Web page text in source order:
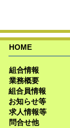
HOME
組合情報
業務概要
問合せ他
組合員情報
お知らせ等
求人情報等